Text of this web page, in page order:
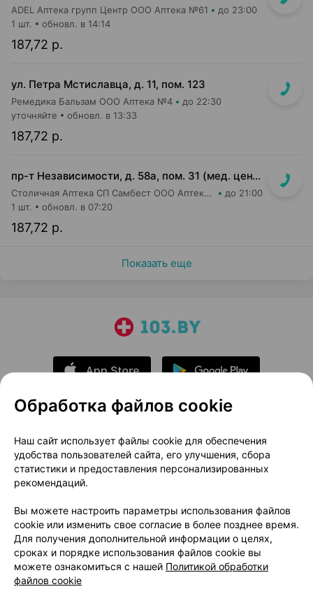
ADEL Аптека групп Центр ООО Аптека №61 до 23:00
187,72 р.
1 шт. обновл. в 14:14
ул. Петра Мстиславца, д. 11, пом. 123
Ремедика Бальзам ООО Аптека №4 до 22:30
187,72 р.
уточняйте обновл. в 13:33
пр-т Независимости, д. 58а, пом. 31 (мед. центр ЛОДЭ)
Столичная Аптека СП Самбест ООО Аптека №19 до 21:00
187,72 р.
1 шт. обновл. в 07:20
Показать еще
О проекте
Новости проекта
Размещение рекламы
Медицинский маркетинг
Публичный договор
Доставка
Способы оплаты
Вакансии
Партнеры
Написать руководителю 103.by
Написать в поддержку
Персональные настройки Cookie
Обработка файлов cookie
Наш сайт использует файлы cookie для обеспечения
удобства пользователей сайта, его улучшения, сбора
статистики и предоставления персонализированных
рекомендаций.
Вы можете настроить параметры использования файлов
cookie или изменить свое согласие в более позднее время.
Для получения дополнительной информации о целях,
сроках и порядке использования файлов cookie вы
можете ознакомиться с нашей Политикой обработки
файлов cookie